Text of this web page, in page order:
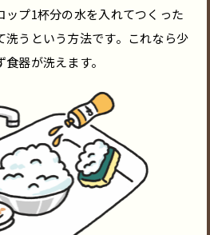
ップ1杯分の水を入れてつくった
洗うという方法です。これなら少
器が洗えます。